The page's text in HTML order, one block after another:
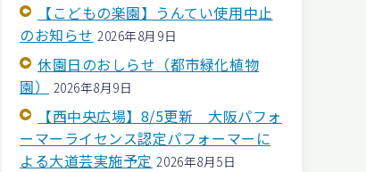
【こどもの楽園】うんてい使用中止
のお知らせ 2026年8月9日
休園日のおしらせ（都市緑化植物
園）
2026年8月9日
【西中央広場】8/5更新 大阪パフォ
ーマーライセンス認定パフォーマーに
よる大道芸実施予定 2026年8月5日